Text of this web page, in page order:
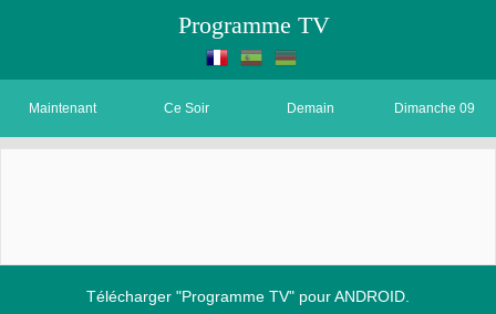
Programme TV
Maintenant Ce Soir Demain Dimanche 09
Télécharger "Programme TV" pour ANDROID.